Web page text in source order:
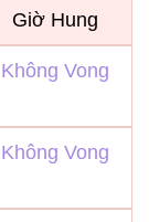
Giờ Hung
Không Vong
Không Vong